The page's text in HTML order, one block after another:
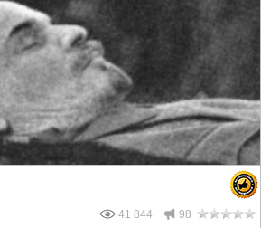
41 844 98